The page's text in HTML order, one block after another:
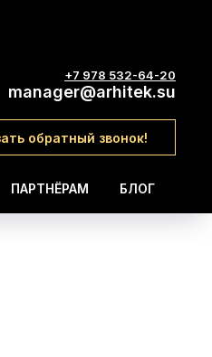
+7 978 532-64-20
manager@arhitek.su
обратный звонок!
ПАРТНЁРАМ
БЛОГ